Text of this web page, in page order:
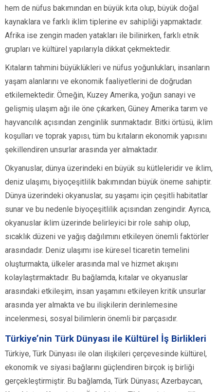
hem de nüfus bakımından en büyük kıta olup, büyük doğal
kaynaklara ve farklı iklim tiplerine ev sahipliği yapmaktadır.
Afrika ise zengin maden yatakları ile bilinirken, farklı etnik
grupları ve kültürel yapılarıyla dikkat çekmektedir.
Kıtaların tahmini büyüklükleri ve nüfus yoğunlukları, insanların
yaşam alanlarını ve ekonomik faaliyetlerini de doğrudan
etkilemektedir. Örneğin, Kuzey Amerika, yoğun sanayi ve
gelişmiş ulaşım ağı ile öne çıkarken, Güney Amerika tarım ve
hayvancılık açısından zenginlik sunmaktadır. Bitki örtüsü, iklim
koşulları ve toprak yapısı, tüm bu kıtaların ekonomik yapısını
şekillendiren unsurlar arasında yer almaktadır.
Okyanuslar, dünya üzerindeki en büyük su kütleleridir ve iklim,
deniz ulaşımı, biyoçeşitlilik bakımından büyük öneme sahiptir.
Dünya üzerindeki okyanuslar, su yaşamı için çeşitli habitatlar
sunar ve bu nedenle biyoçeşitlilik açısından zengindir. Ayrıca,
okyanuslar iklim üzerinde belirleyici bir role sahip olup,
sıcaklık düzeni ve yağış dağılımını etkileyen önemli faktörler
arasındadır. Deniz ulaşımı ise küresel ticaretin temelini
oluşturmakta, ülkeler arasında mal ve hizmet akışını
kolaylaştırmaktadır. Bu bağlamda, kıtalar ve okyanuslar
arasındaki etkileşim, insan yaşamını etkileyen kritik unsurlar
arasında yer almakta ve bu ilişkilerin derinlemesine
incelenmesi, sosyal bilimlerin önemli bir parçasıdır.
Türkiye’nin Türk Dünyası ile Kültürel İş Birlikleri
Türkiye, Türk Dünyası ile olan ilişkileri çerçevesinde kültürel,
ekonomik ve siyasi bağlarını güçlendiren birçok iş birliği
gerçekleştirmiştir. Bu bağlamda, Türk Dünyası; Azerbaycan,